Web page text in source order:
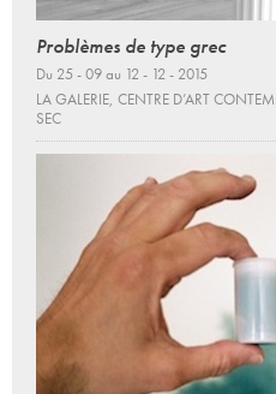
Problèmes de type grec
Du 25 - 09 au 12 - 12 - 2015
LA GALERIE, CENTRE D’ART
SEC